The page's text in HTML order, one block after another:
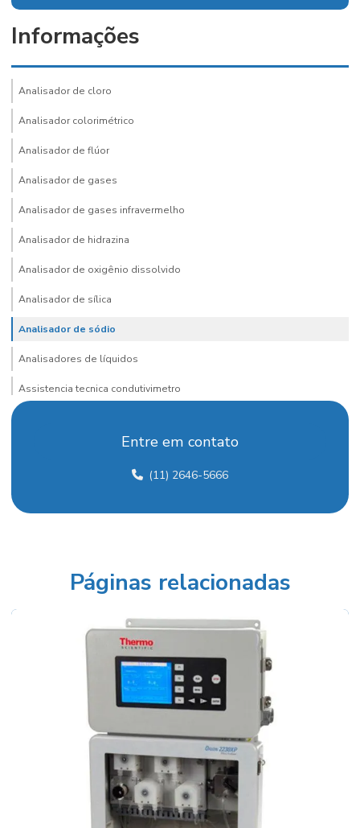
Informações
Analisador de cloro
Analisador colorimétrico
Analisador de flúor
Analisador de gases
Analisador de gases infravermelho
Analisador de hidrazina
Analisador de oxigênio dissolvido
Analisador de sílica
Analisador de sódio
Analisadores de líquidos
Assistencia tecnica condutivimetro
Assistencia tecnica para phmetro
Calibração de equipamentos para laboratório
Calibração rastreável
Coluna de resina catiônica
Condutivimetro de bancada
Condutivímetro de bancada preço
Condutivimetro para laboratório
Eletrodo combinado de ph
Eletrodo combinado de ph preço
Entre em contato
(11) 2646-5666
Páginas relacionadas